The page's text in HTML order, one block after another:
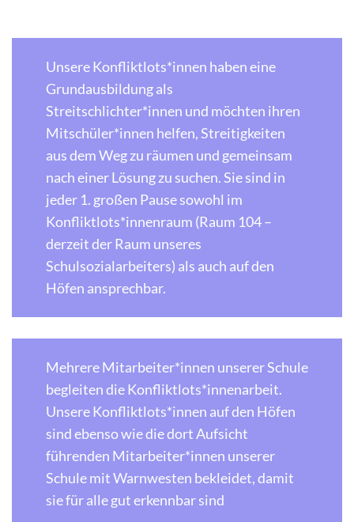
Unsere Konfliktlots*innen haben eine
Grundausbildung als
Streitschlichter*innen und möchten ihren
Mitschüler*innen helfen, Streitigkeiten
aus dem Weg zu räumen und gemeinsam
nach einer Lösung zu suchen. Sie sind in
jeder 1. großen Pause sowohl im
Konfliktlots*innenraum (Raum 104 –
derzeit der Raum unseres
Schulsozialarbeiters) als auch auf den
Höfen ansprechbar.
Mehrere Mitarbeiter*innen unserer Schule
begleiten die Konfliktlots*innenarbeit.
Unsere Konfliktlots*innen auf den Höfen
sind ebenso wie die dort Aufsicht
führenden Mitarbeiter*innen unserer
Schule mit Warnwesten bekleidet, damit
sie für alle gut erkennbar sind